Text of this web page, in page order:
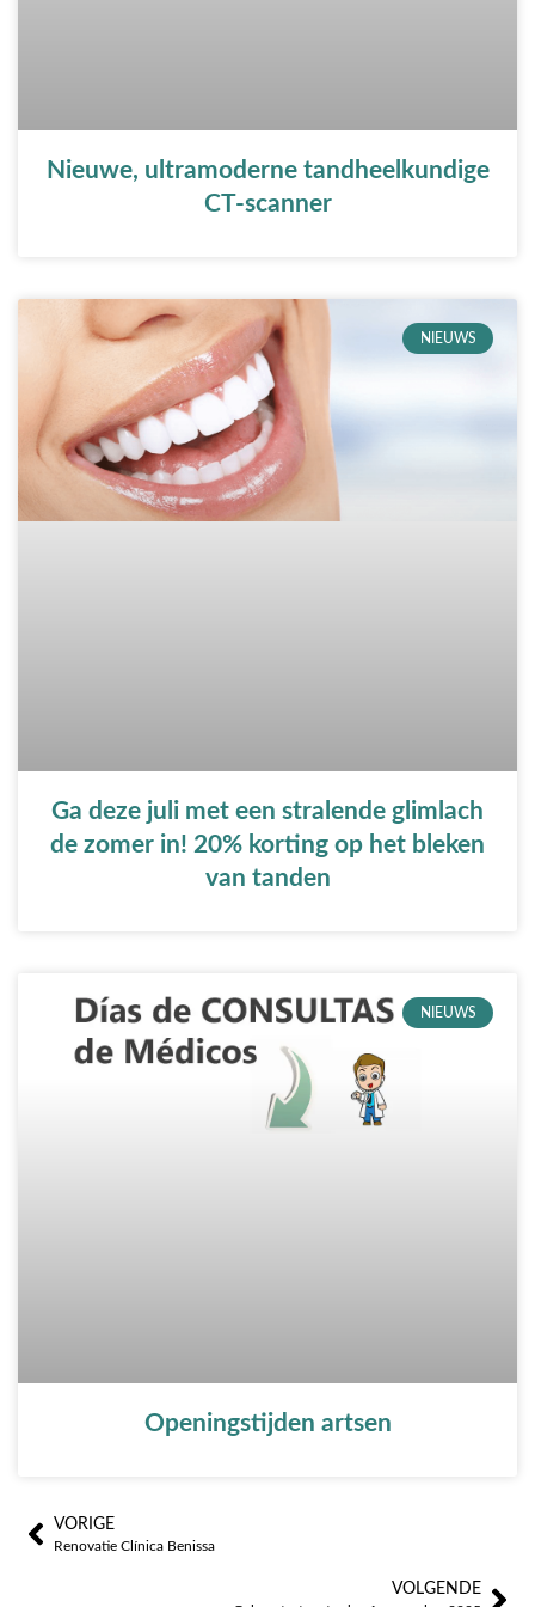
Nieuwe, ultramoderne tandheelkundige
CT-scanner
NIEUWS
Ga deze juli met een stralende glimlach
de zomer in! 20% korting op het bleken
van tanden
NIEUWS
Openingstijden artsen
Prev
VORIGE
Renovatie Clínica Benissa
VOLGENDE